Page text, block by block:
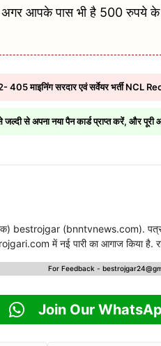
आपके पास भी है 500 रुपये के
माइनिंग सरदार एवं सर्वेयर भर्ती NCL
से अपना नया पैन कार्ड प्राप्त करें, और पूरी
bestrojgar (bnntvnews.com).
में नई पारी का आगाज किया है.
For Feedback -
Join Our